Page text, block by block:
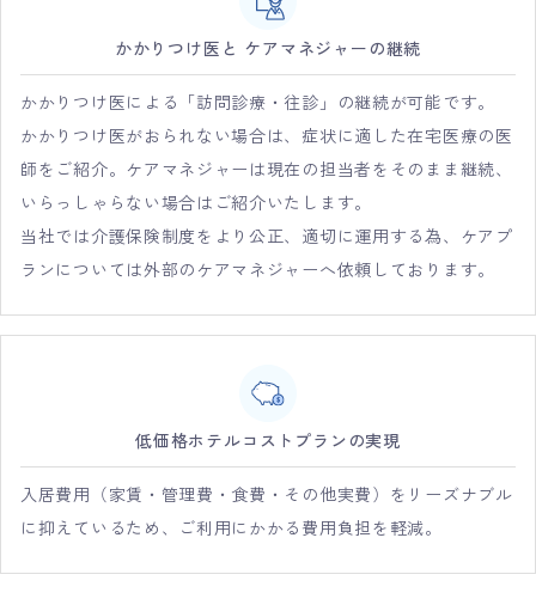
かかりつけ医と ケアマネジャーの継続
かかりつけ医による「訪問診療・往診」の継続が可能です。
かかりつけ医がおられない場合は、症状に適した在宅医療の医
師をご紹介。ケアマネジャーは現在の担当者をそのまま継続、
いらっしゃらない場合はご紹介いたします。
当社では介護保険制度をより公正、適切に運用する為、ケアプ
ランについては外部のケアマネジャーへ依頼しております。
低価格ホテルコストプランの実現
入居費用（家賃・管理費・食費・その他実費）をリーズナブル
に抑えているため、ご利用にかかる費用負担を軽減。